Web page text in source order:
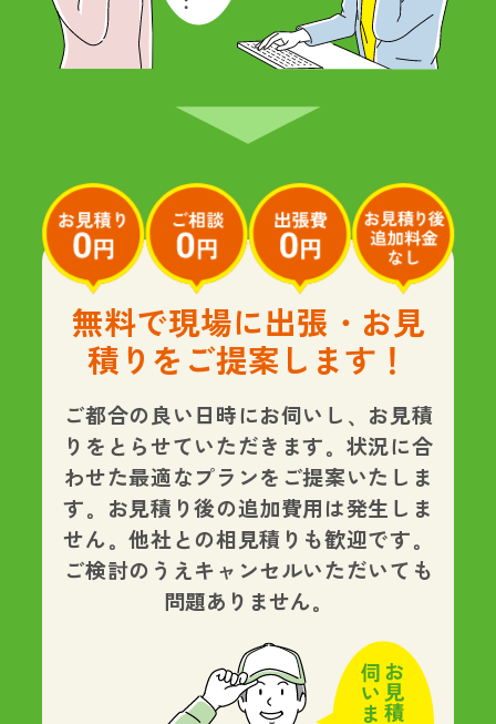
無料で現場に出張・お見
積りをご提案します！
ご都合の良い日時にお伺いし、お見積
りをとらせていただきます。状況に合
わせた最適なプランをご提案いたしま
す。
お見積り後の追加費用は発生しま
せん。他社との相見積りも歓迎です。
ご検討のうえキャンセルいただいても
問題ありません。